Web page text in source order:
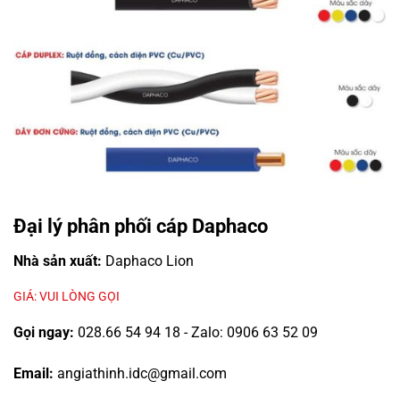
Đại lý phân phối cáp Daphaco
Nhà sản xuất: Daphaco Lion
GIÁ: VUI LÒNG GỌI
Gọi ngay: 028.66 54 94 18 - Zalo: 0906 63 52 09
Email: angiathinh.idc@gmail.com